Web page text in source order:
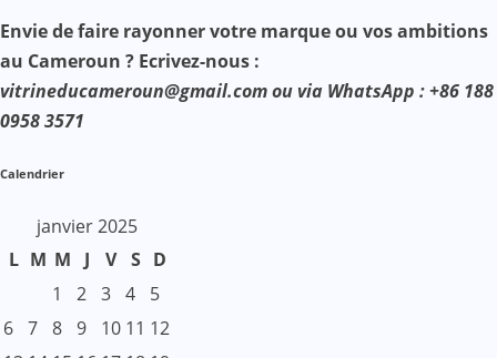
Envie de faire rayonner votre marque ou vos ambitions
au Cameroun ? Ecrivez-nous :
vitrineducameroun@gmail.com ou via WhatsApp : +86 188
0958 3571
Calendrier
janvier 2025
L M M J V S D
1
2 3 4
5
6 7 8 9 10 11 12